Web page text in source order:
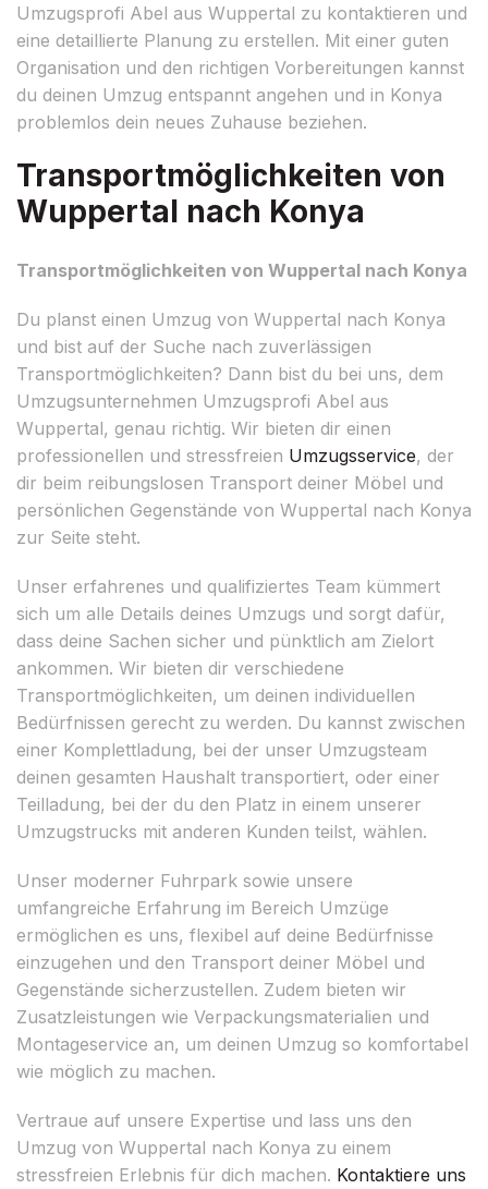
Umzugsprofi Abel aus Wuppertal zu kontaktieren und
eine detaillierte Planung zu erstellen. Mit einer guten
Organisation und den richtigen Vorbereitungen kannst
du deinen Umzug entspannt angehen und in Konya
problemlos dein neues Zuhause beziehen.
Transportmöglichkeiten von
Wuppertal nach Konya
Transportmöglichkeiten von Wuppertal nach Konya
Du planst einen Umzug von Wuppertal nach Konya
und bist auf der Suche nach zuverlässigen
Transportmöglichkeiten? Dann bist du bei uns, dem
Umzugsunternehmen Umzugsprofi Abel aus
Wuppertal, genau richtig. Wir bieten dir einen
professionellen und stressfreien Umzugsservice, der
dir beim reibungslosen Transport deiner Möbel und
persönlichen Gegenstände von Wuppertal nach Konya
zur Seite steht.
Unser erfahrenes und qualifiziertes Team kümmert
sich um alle Details deines Umzugs und sorgt dafür,
dass deine Sachen sicher und pünktlich am Zielort
ankommen. Wir bieten dir verschiedene
Transportmöglichkeiten, um deinen individuellen
Bedürfnissen gerecht zu werden. Du kannst zwischen
einer Komplettladung, bei der unser Umzugsteam
deinen gesamten Haushalt transportiert, oder einer
Teilladung, bei der du den Platz in einem unserer
Umzugstrucks mit anderen Kunden teilst, wählen.
Unser moderner Fuhrpark sowie unsere
umfangreiche Erfahrung im Bereich Umzüge
ermöglichen es uns, flexibel auf deine Bedürfnisse
einzugehen und den Transport deiner Möbel und
Gegenstände sicherzustellen. Zudem bieten wir
Zusatzleistungen wie Verpackungsmaterialien und
Montageservice an, um deinen Umzug so komfortabel
wie möglich zu machen.
Vertraue auf unsere Expertise und lass uns den
Umzug von Wuppertal nach Konya zu einem
stressfreien Erlebnis für dich machen. Kontaktiere uns